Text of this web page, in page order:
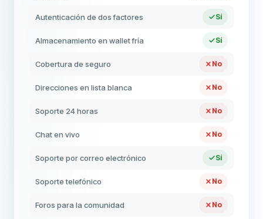
Autenticación de dos factores Sí
Almacenamiento en wallet fría Sí
Cobertura de seguro No
Direcciones en lista blanca No
Soporte 24 horas No
Chat en vivo No
Soporte por correo electrónico Sí
Soporte telefónico No
Foros para la comunidad No